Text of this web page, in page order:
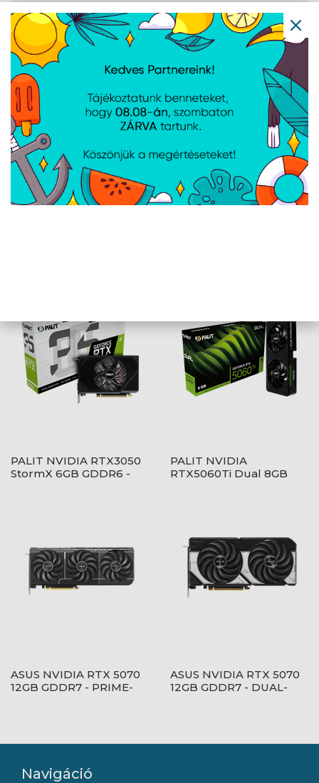
HDMI portok
mennyisége
DVI-D portok
száma
DisplayPort száma
3
DVI-I portok
száma
0
A weboldalon esetlegesen előforduló elektronikus feltöltési,
technikai hibákért felelősséget nem vállalunk.
PALIT NVIDIA RTX3050
StormX 6GB GDDR6 -
PALIT NVIDIA
RTX5060Ti Dual 8GB
ASUS NVIDIA RTX 5070
12GB GDDR7 - PRIME-
ASUS NVIDIA RTX 5070
12GB GDDR7 - DUAL-
Navigáció